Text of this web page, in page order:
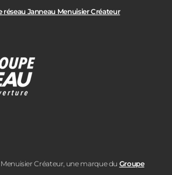
réseau Janneau Menuisier Créateur
Créateur, une marque du Groupe